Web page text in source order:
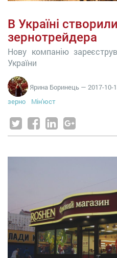
В Україні
зернотрейдера
Нову компанію
України
Ярина Боринець — 2017-10-
зерно
Мін'юст